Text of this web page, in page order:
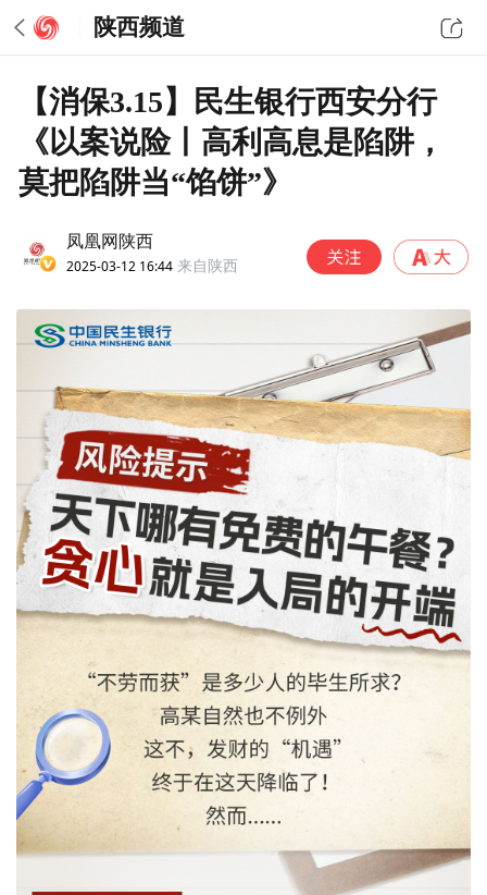
陕西频道
【消保3.15】民生银行西安分行
《以案说险丨高利高息是陷阱，
莫把陷阱当“馅饼”》
凤凰网陕西
2025-03-12 16:44 来自陕西